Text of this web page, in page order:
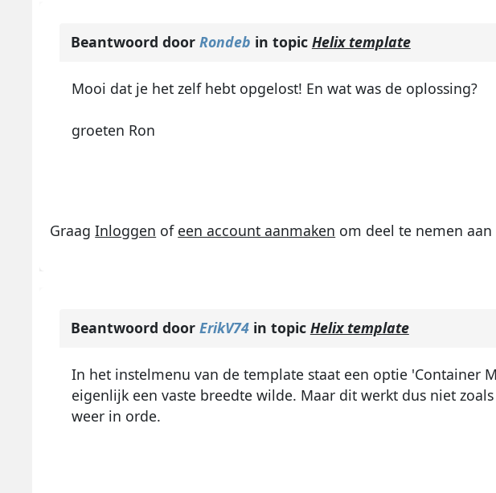
Beantwoord door Rondeb in topic Helix template
Mooi dat je het zelf hebt opgelost! En wat was de oplossing?
groeten Ron
GraagInloggen of een account aanmaken om deel te nemen aan
Beantwoord door ErikV74in topic Helix template
In het instelmenu van de template staat een optie 'Container
eigenlijk een vaste breedte wilde. Maar dit werkt dus niet
weer in orde.